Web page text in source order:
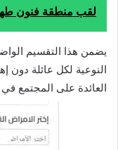
لقب منطقة فنون طهي
يضمن هذا التقسيم
النوعية لكل عائلة دون
العائدة على المجتمع